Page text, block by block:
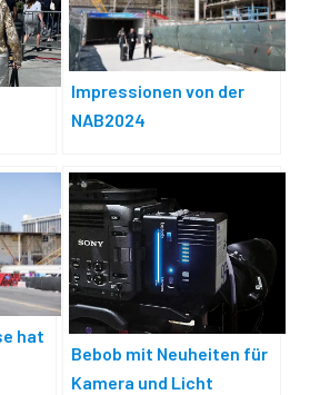
Impressionen von der
NAB2024
hat
Bebob mit Neuheiten für
Kamera und Licht